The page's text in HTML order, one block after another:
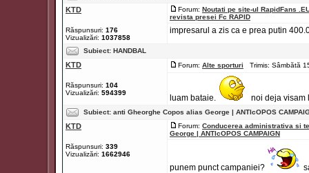
KTD
Răspunsuri: 176
Vizualizări: 1037858
Forum: Noutati pe site-ul RapidFans
revista presei Fc RAPID
impresarul a zis ca e prea putin
Subiect: HANDBAL
KTD
Răspunsuri: 104
Vizualizări: 594399
Forum: Alte sporturi Trimis: Sâmbătă
luam bataie. noi deja visam
Subiect: anti Gheorghe Copos alias George | ANTIcOPOS
KTD
Răspunsuri: 339
Vizualizări: 1662946
Forum: Conducerea administrativa si
George | ANTIcOPOS CAMPAIGN
punem punct campaniei?